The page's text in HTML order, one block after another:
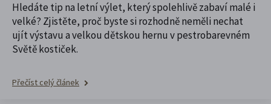
Hledáte tip na letní výlet, který spolehlivě zabaví malé i
velké? Zjistěte, proč byste si rozhodně neměli nechat
ujít výstavu a velkou dětskou hernu v pestrobarevném
Světě kostiček.
Přečíst celý článek